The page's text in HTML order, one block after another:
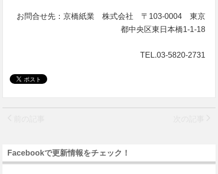
お問合せ先：京橋紙業 株式会社 〒103-0004 東京
都中央区東日本橋1-1-18
TEL.03-5820-2731
Facebookで更新情報をチェック！